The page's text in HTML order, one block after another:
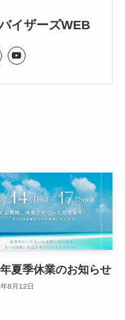
イザーズWEB
夏季休業のお知らせ
8月12日